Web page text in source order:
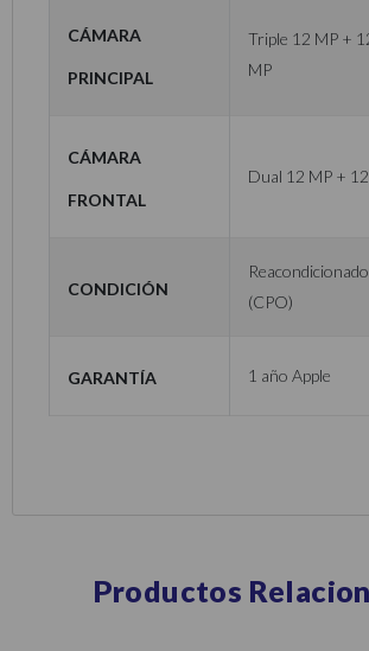
Cámara
principal
Triple 12 MP +
MP
Cámara
frontal
Dual 12 MP +
Condición
(CPO)
Garantía 1 año Apple
Productos